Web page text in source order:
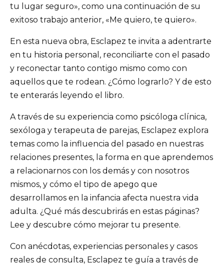
tu lugar seguro», como una continuación de su
exitoso trabajo anterior, «Me quiero, te quiero».
En esta nueva obra, Esclapez te invita a adentrarte
en tu historia personal, reconciliarte con el pasado
y reconectar tanto contigo mismo como con
aquellos que te rodean. ¿Cómo lograrlo? Y de esto
te enterarás leyendo el libro.
A través de su experiencia como psicóloga clínica,
sexóloga y terapeuta de parejas, Esclapez explora
temas como la influencia del pasado en nuestras
relaciones presentes, la forma en que aprendemos
a relacionarnos con los demás y con nosotros
mismos, y cómo el tipo de apego que
desarrollamos en la infancia afecta nuestra vida
adulta. ¿Qué más descubrirás en estas páginas?
Lee y descubre cómo mejorar tu presente.
Con anécdotas, experiencias personales y casos
reales de consulta, Esclapez te guía a través de